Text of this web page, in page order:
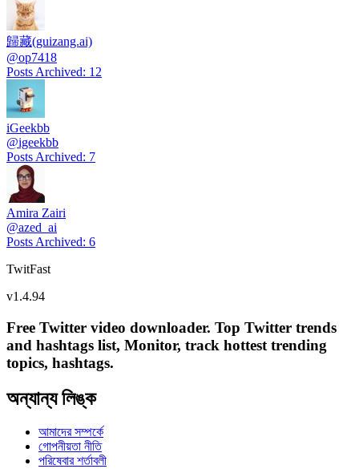
歸藏(guizang.ai)
@op7418
Posts Archived: 12
iGeekbb
@igeekbb
Posts Archived: 7
Amira Zairi
@azed_ai
Posts Archived: 6
TwitFast
v1.4.94
Free Twitter video downloader. Top Twitter trends
and hashtags list, Monitor, track hottest trending
topics, hashtags.
অন্যান্য লিঙ্ক
আমাদের সম্পর্কে
গোপনীয়তা নীতি
পরিষেবার শর্তাবলী